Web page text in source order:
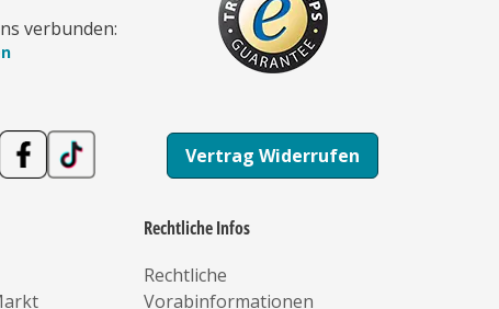
verbunden:
Vertrag Widerrufen
Rechtliche Infos
Rechtliche
Vorabinformationen